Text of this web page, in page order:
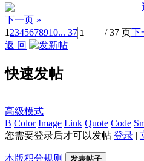
下一页 »
12345678910... 37 / 37 页下
返 回
快速发帖
高级模式
B Color Image Link Quote Code
您需要登录后才可以发帖 登录 |
本版积分规则 发表帖子